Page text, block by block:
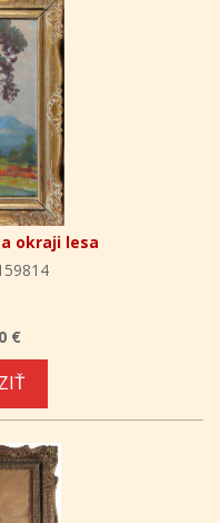
okraji lesa
€